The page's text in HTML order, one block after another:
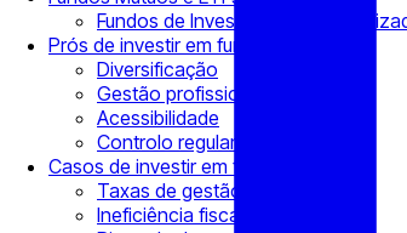
Fundos de Investimento
Prós de investir em fundos
Diversificação
Gestão profissional
Acessibilidade
Controlo regulamentar
Casos de investir em fundos
Taxas de gestão
Ineficiência fiscal